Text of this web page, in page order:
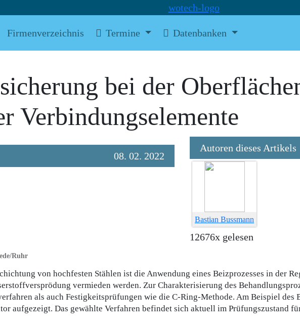
Firmenverzeichnis Termine Datenbanken
bei der
Verbindungselemente
08. 02. 2022
Autoren dieses Artikels
Bastian Bussmann
12676x gelesen
Ruhr
von hochfesten Stählen ist die Anwendung eines Beizprozesses in der
vermieden werden. Zur Charakterisierung des
als auch Festigkeitsprüfungen wie die C-Ring-Methode. Am Beispiel des
aufgezeigt. Das gewählte Verfahren befindet sich aktuell im Prüfungszustand